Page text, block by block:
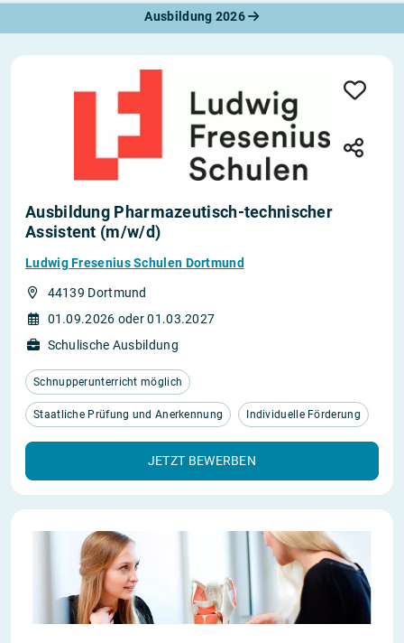
Ausbildung 2026
Ausbildung Pharmazeutisch-technischer
Assistent (m/w/d)
Ludwig Fresenius Schulen Dortmund
44139 Dortmund
01.09.2026 oder 01.03.2027
Schulische Ausbildung
Schnupperunterricht möglich
Staatliche Prüfung und Anerkennung Individuelle Förderung
JETZT BEWERBEN